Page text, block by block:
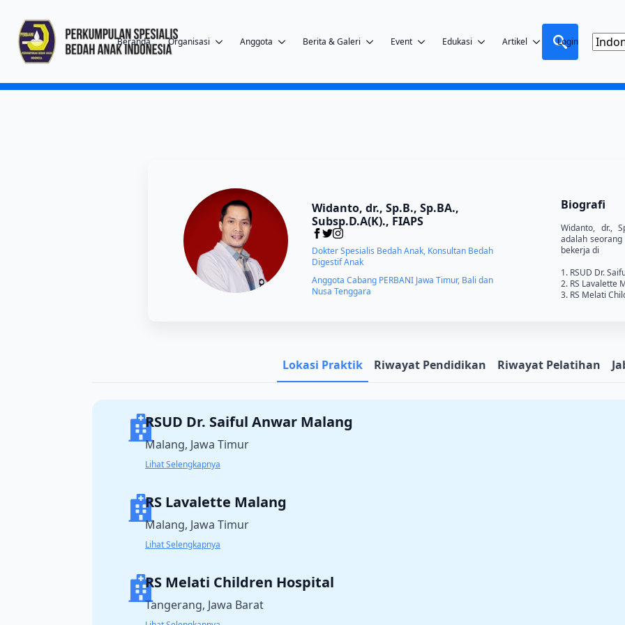
Beranda Organisasi Anggota Berita & Galeri Event Edukasi Artikel Login
for:
Widanto, dr., Sp.B., Sp.BA.,
Subsp.D.A(K)., FIAPS
Dokter Spesialis Bedah Anak, Konsultan Bedah
Digestif Anak
Anggota Cabang PERBANI Jawa Timur, Bali dan
Nusa Tenggara
Biografi
Widanto, dr.,
adalah
bekerja di
1. RSUD Dr.
2. RS Lavalette
3. RS Melati
Lokasi Praktik Riwayat Pendidikan Riwayat Pelatihan
RSUD Dr. Saiful Anwar Malang
Malang, Jawa Timur
Lihat Selengkapnya
RS Lavalette Malang
Malang, Jawa Timur
Lihat Selengkapnya
RS Melati Children Hospital
Tangerang, Jawa Barat